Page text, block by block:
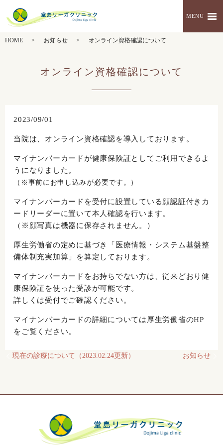
MENU
HOME お知らせ オンライン資格確認について
オンライン資格確認について
2023/09/01
当院は、オンライン資格確認を導入しております。
マイナンバーカードが健康保険証としてご利用できるよ
うになりました。
（※事前にお申し込みが必要です。）
マイナンバーカードを受付に設置している顔認証付きカ
ードリーダーに置いて本人確認を行います。
（※顔写真は機器に保存されません。）
厚生労働省の定めに基づき「医療情報・システム基盤整
備体制充実加算」を算定しております。
マイナンバーカードをお持ちでない方は、従来どおり健
康保険証を使った受診が可能です。
詳しくは受付でご確認ください。
マイナンバーカードの詳細については厚生労働省のHP
をご覧ください。
現在の診療について（2023.02.24更新） お知らせ